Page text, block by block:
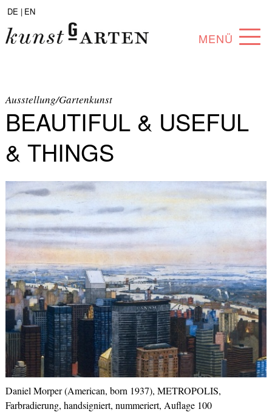
DE | EN
MENÜ
ABOUT
COLLECTION
ARTISTS
PARTNERS
ANGEBOTE
Ausstellung/Gartenkunst
BEAUTIFUL & USEFUL
& THINGS
Daniel Morper (American, born 1937), METROPOLIS,
Farbradierung, handsigniert, nummeriert, Auflage 100